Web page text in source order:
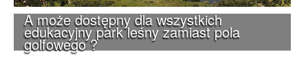
A może dostępny dla wszystkich
edukacyjny park leśny zamiast pola
golfowego ?